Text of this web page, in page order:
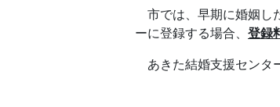
市では、早期に婚姻し
ーに登録する場合、 登録
あきた結婚支援センタ